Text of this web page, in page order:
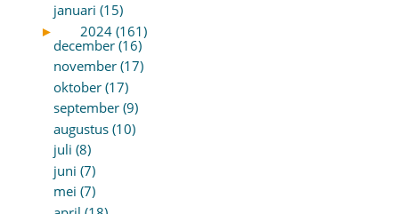
januari (15)
►
2024 (161)
december (16)
november (17)
oktober (17)
september (9)
augustus (10)
juli (8)
juni (7)
mei (7)